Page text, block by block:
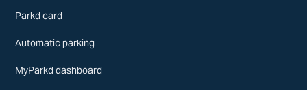
Parkd card
Automatic parking
MyParkd dashboard